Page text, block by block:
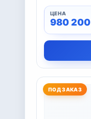
980 200
ПОД ЗАКАЗ